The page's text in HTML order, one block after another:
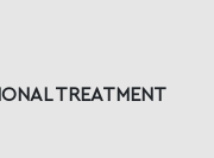
TREATMENT